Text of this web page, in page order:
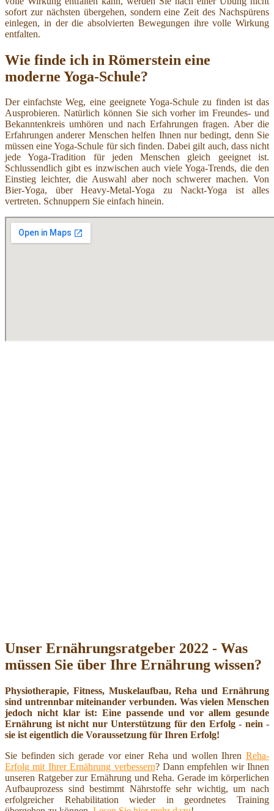
sofort zur nächsten übergehen, sondern eine Zeit des Nachspürens
einlegen, in der die absolvierten Bewegungen ihre volle Wirkung
entfalten.
Wie finde ich in Römerstein eine
moderne Yoga-Schule?
Der einfachste Weg, eine geeignete Yoga-Schule zu finden ist das
Ausprobieren. Natürlich können Sie sich vorher im Freundes- und
Bekanntenkreis umhören und nach Erfahrungen fragen. Aber die
Erfahrungen anderer Menschen helfen Ihnen nur bedingt, denn Sie
müssen eine Yoga-Schule für sich finden. Dabei gilt auch, dass nicht
jede Yoga-Tradition für jeden Menschen gleich geeignet ist.
Schlussendlich gibt es inzwischen auch viele Yoga-Trends, die den
Einstieg leichter, die Auswahl aber noch schwerer machen. Von
Bier-Yoga, über Heavy-Metal-Yoga zu Nackt-Yoga ist alles
vertreten. Schnuppern Sie einfach hinein.
Unser Ernährungsratgeber 2022 - Was
müssen Sie über Ihre Ernährung wissen?
Physiotherapie, Fitness, Muskelaufbau, Reha und Ernährung
sind untrennbar miteinander verbunden. Was vielen Menschen
jedoch nicht klar ist: Eine passende und vor allem gesunde
Ernährung ist nicht nur Unterstützung für den Erfolg - nein -
sie ist eigentlich die Voraussetzung für Ihren Erfolg!
Sie befinden sich gerade vor einer Reha und wollen Ihren Reha-
Erfolg mit Ihrer Ernährung verbessern? Dann empfehlen wir Ihnen
unseren Ratgeber zur Ernährung und Reha. Gerade im körperlichen
Aufbauprozess sind bestimmt Nährstoffe sehr wichtig, um nach
erfolgreicher Rehabilitation wieder in geordnetes Training